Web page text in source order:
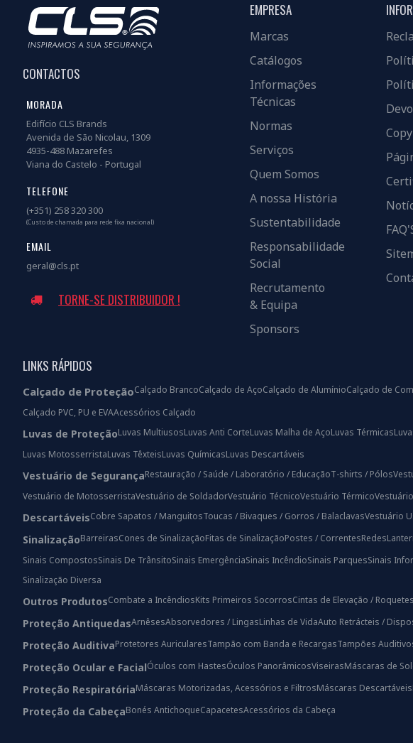
CONTACTOS
MORADA
Edifício CLS Brands
Avenida de São Nicolau, 1309
4935-488 Mazarefes
Viana do Castelo - Portugal
TELEFONE
(+351) 258 320 300
(Custo de chamada para rede fixa nacional)
EMAIL
geral@cls.pt
TORNE-SE DISTRIBUIDOR !
EMPRESA
Marcas
Catálogos
Informações
Técnicas
Normas
Serviços
Quem Somos
A nossa História
Sustentabilidade
Responsabilidade
Social
Recrutamento
& Equipa
Sponsors
LINKS RÁPIDOS
Calçado de ProteçãoCalçado BrancoCalçado de AçoCalçado de AlumínioCalçado de
Calçado PVC, PU e EVAAcessórios Calçado
Luvas de ProteçãoLuvas MultiusosLuvas Anti CorteLuvas Malha de AçoLuvas Térmicas
Luvas MotosserristaLuvas TêxteisLuvas QuímicasLuvas Descartáveis
Vestuário de SegurançaRestauração / Saúde / Laboratório / EducaçãoT-shirts / Pólos
Vestuário de MotosserristaVestuário de SoldadorVestuário TécnicoVestuário Térmico
DescartáveisCobre Sapatos / ManguitosToucas / Bivaques / Gorros / BalaclavasVestuário
SinalizaçãoBarreirasCones de SinalizaçãoFitas de SinalizaçãoPostes / CorrentesRedes
Sinais CompostosSinais De TrânsitoSinais EmergênciaSinais IncêndioSinais ParquesSinais
Sinalização Diversa
Outros ProdutosCombate a IncêndiosKits Primeiros SocorrosCintas de Elevação / Roquetes
Proteção AntiquedasArnêsesAbsorvedores / LingasLinhas de VidaAuto Retrácteis /
Proteção AuditivaProtetores AuricularesTampão com Banda e RecargasTampões
Proteção Ocular e FacialÓculos com HastesÓculos PanorâmicosViseirasMáscaras de
Proteção RespiratóriaMáscaras Motorizadas, Acessórios e FiltrosMáscaras Descartáveis
Proteção da CabeçaBonés AntichoqueCapacetesAcessórios da Cabeça